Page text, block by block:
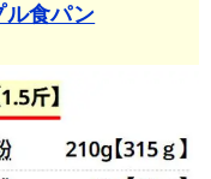
ル食パン